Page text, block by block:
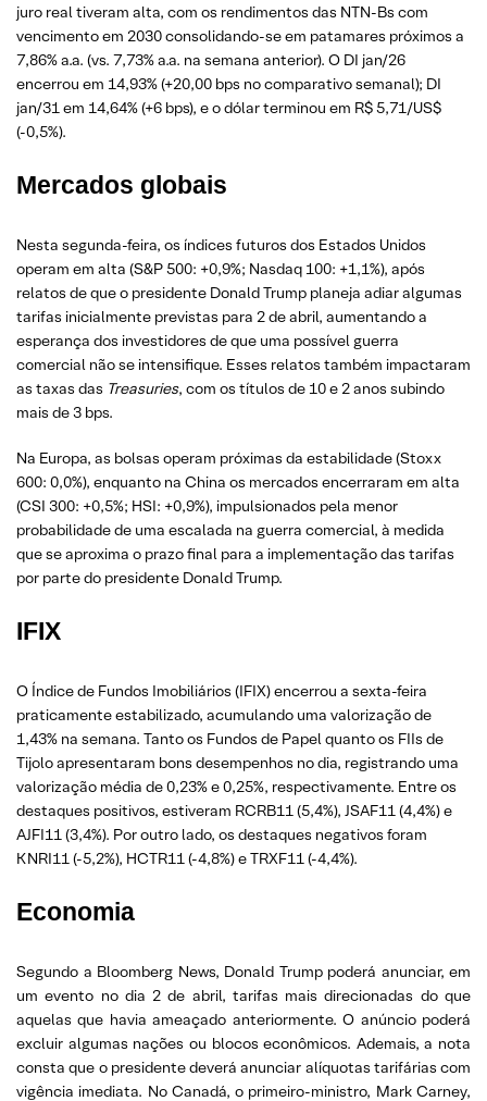
juro real tiveram alta, com os rendimentos das NTN-Bs com
vencimento em 2030 consolidando-se em patamares próximos a
7,86% a.a. (vs. 7,73% a.a. na semana anterior). O DI jan/26
encerrou em 14,93% (+20,00 bps no comparativo semanal); DI
jan/31 em 14,64% (+6 bps), e o dólar terminou em R$ 5,71/US$
(-0,5%).
Mercados globais
Nesta segunda-feira, os índices futuros dos Estados Unidos
operam em alta (S&P 500: +0,9%; Nasdaq 100: +1,1%), após
relatos de que o presidente Donald Trump planeja adiar algumas
tarifas inicialmente previstas para 2 de abril, aumentando a
esperança dos investidores de que uma possível guerra
comercial não se intensifique. Esses relatos também impactaram
as taxas das Treasuries, com os títulos de 10 e 2 anos subindo
mais de 3 bps.
Na Europa, as bolsas operam próximas da estabilidade (Stoxx
600: 0,0%), enquanto na China os mercados encerraram em alta
(CSI 300: +0,5%; HSI: +0,9%), impulsionados pela menor
probabilidade de uma escalada na guerra comercial, à medida
que se aproxima o prazo final para a implementação das tarifas
por parte do presidente Donald Trump.
IFIX
O Índice de Fundos Imobiliários (IFIX) encerrou a sexta-feira
praticamente estabilizado, acumulando uma valorização de
1,43% na semana. Tanto os Fundos de Papel quanto os FIIs de
Tijolo apresentaram bons desempenhos no dia, registrando uma
valorização média de 0,23% e 0,25%, respectivamente. Entre os
destaques positivos, estiveram RCRB11 (5,4%), JSAF11 (4,4%) e
AJFI11 (3,4%). Por outro lado, os destaques negativos foram
KNRI11 (-5,2%), HCTR11 (-4,8%) e TRXF11 (-4,4%).
Economia
Segundo a Bloomberg News, Donald Trump poderá anunciar, em
um evento no dia 2 de abril, tarifas mais direcionadas do que
aquelas que havia ameaçado anteriormente. O anúncio poderá
excluir algumas nações ou blocos econômicos. Ademais, a nota
consta que o presidente deverá anunciar alíquotas tarifárias com
vigência imediata. No Canadá, o primeiro-ministro, Mark Carney,